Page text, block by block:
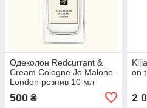
Одеколон Redcurrant &
Cream Cologne Jo Malone
London розпив 10 мл
500 ₴
on
2